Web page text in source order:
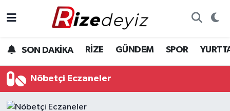
SON DAKİKA RİZE GÜNDEM SPOR
Nöbetçi Eczaneler
Gündem
Yurttan Haberler
Rize Hava Durumu
Rize Trafik Yoğunluk Haritası